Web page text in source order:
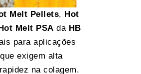
Melt Pellets, Hot
Melt PSA da HB
para aplicações
exigem alta
na colagem.